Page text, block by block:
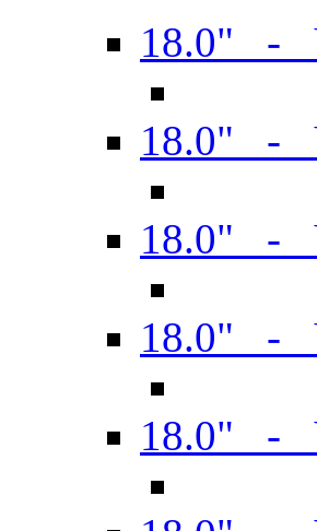
18.0" -
18.0" -
18.0" -
18.0" -
18.0" -